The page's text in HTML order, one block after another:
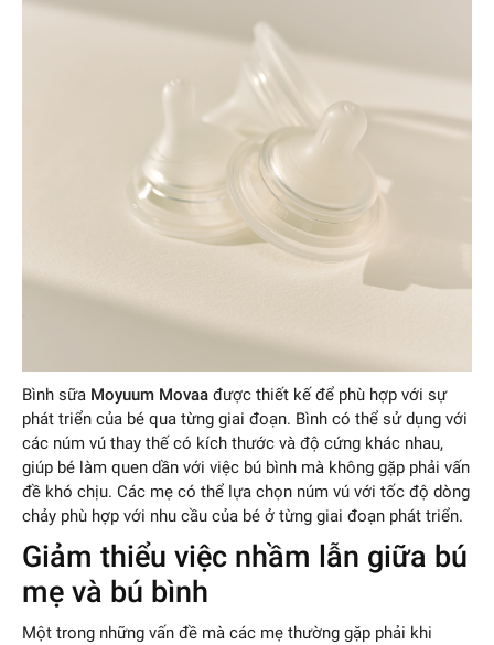
Bình sữa Moyuum Movaa được thiết kế để phù hợp với sự
phát triển của bé qua từng giai đoạn. Bình có thể sử dụng với
các núm vú thay thế có kích thước và độ cứng khác nhau,
giúp bé làm quen dần với việc bú bình mà không gặp phải vấn
đề khó chịu. Các mẹ có thể lựa chọn núm vú với tốc độ dòng
chảy phù hợp với nhu cầu của bé ở từng giai đoạn phát triển.
Giảm thiểu việc nhầm lẫn giữa bú
mẹ và bú bình
Một trong những vấn đề mà các mẹ thường gặp phải khi